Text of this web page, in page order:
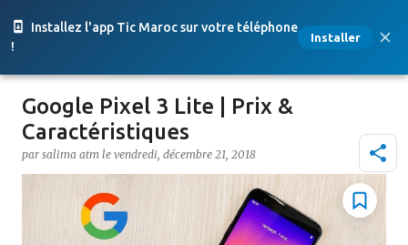
Installez l'app Tic Maroc sur votre téléphone
!
Installer
Accéder au contenu principal
Google Pixel 3 Lite | Prix &
Caractéristiques
par salima atm le vendredi, décembre 21, 2018